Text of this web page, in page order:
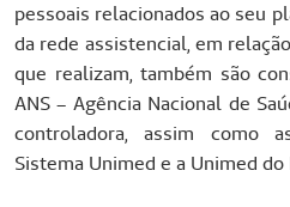
pessoais relacionados ao seu
da rede assistencial, em
que realizam, também são
ANS – Agência Nacional de
controladora, assim como
Sistema Unimed e a Unimed do